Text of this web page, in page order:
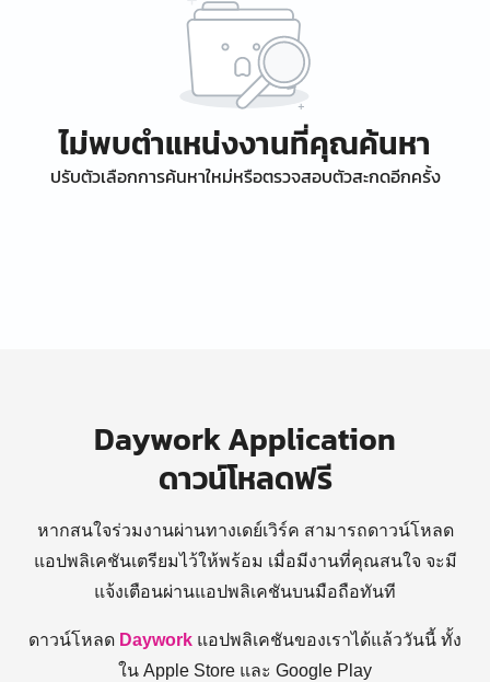
ไม่พบตำแหน่งงานที่คุณค้นหา
ปรับตัวเลือกการค้นหาใหม่หรือตรวจสอบตัวสะกดอีกครั้ง
Daywork Application
ดาวน์โหลดฟรี
หากสนใจร่วมงานผ่านทางเดย์เวิร์ค สามารถดาวน์โหลด
แอปพลิเคชันเตรียมไว้ให้พร้อม เมื่อมีงานที่คุณสนใจ จะมี
แจ้งเตือนผ่านแอปพลิเคชันบนมือถือทันที
ดาวน์โหลด Daywork แอปพลิเคชันของเราได้แล้ววันนี้ ทั้ง
ใน Apple Store และ Google Play